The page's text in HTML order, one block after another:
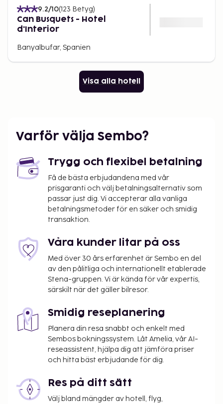
9.2/10(123 Betyg)
Can Busquets - Hotel
d'Interior
Banyalbufar, Spanien
Visa alla hotell
Varför välja Sembo?
Trygg och flexibel betalning
Få de bästa erbjudandena med vår
prisgaranti och välj betalningsalternativ som
passar just dig. Vi accepterar alla vanliga
betalningsmetoder för en säker och smidig
transaktion.
Våra kunder litar på oss
Med över 30 års erfarenhet är Sembo en del
av den pålitliga och internationellt etablerade
Stena-gruppen. Vi är kända för vår expertis,
särskilt när det gäller bilresor.
Smidig reseplanering
Planera din resa snabbt och enkelt med
Sembos bokningssystem. Låt Amelia, vår AI-
reseassistent, hjälpa dig att jämföra priser
och hitta bäst erbjudande för dig.
Res på ditt sätt
Välj bland mängder av hotell, flyg,